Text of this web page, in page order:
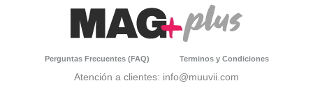
Perguntas Frecuentes (FAQ) Terminos y Condiciones
Atención a clientes: info@muuvii.com